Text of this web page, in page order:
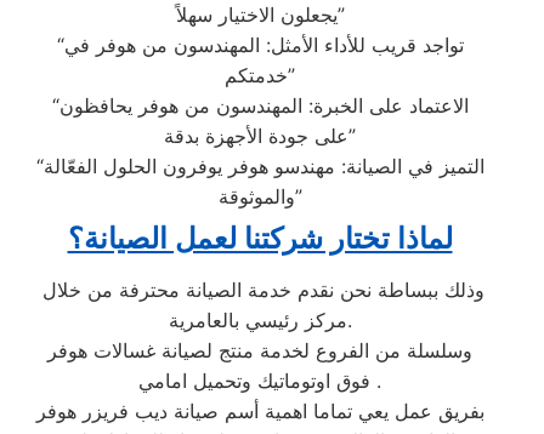
يجعلون الاختيار سهلاً”
“تواجد قريب للأداء الأمثل: المهندسون من هوفر في
خدمتكم”
“الاعتماد على الخبرة: المهندسون من هوفر يحافظون
على جودة الأجهزة بدقة”
“التميز في الصيانة: مهندسو هوفر يوفرون الحلول الفعّالة
والموثوقة”
لماذا تختار شركتنا لعمل الصيانة؟
مركز رئيسي بالعامرية.
وسلسلة من الفروع لخدمة منتج لصيانة غسالات هوفر
فوق اوتوماتيك وتحميل امامي .
بفريق عمل يعي تماما اهمية أسم صيانة ديب فريزر هوفر